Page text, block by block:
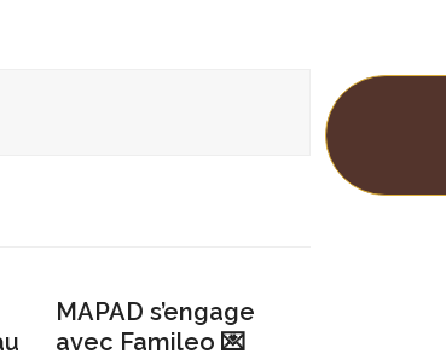
MAPAD s’engage
avec Famileo 💌